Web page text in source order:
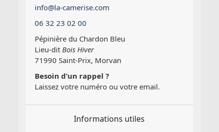
info@la-camerise.com
06 32 23 02 00
Pépinière du Chardon Bleu
Lieu-ditBois Hiver
71990 Saint-Prix, Morvan
Besoin d’un rappel ?
Laissez votre numéro ou votre email.
Informations utiles